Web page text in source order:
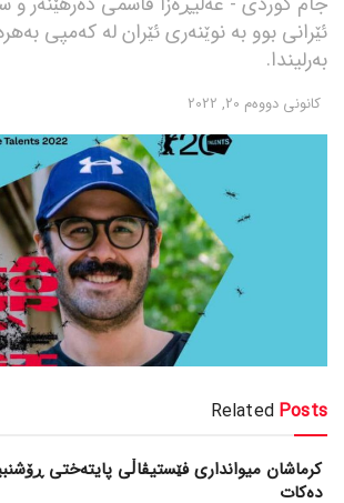
ئێرانی بوو بە نوێنەری ئێران لە کەمپی
بەرلیندا.
كانونی دووه‌م 20, 2022
Related Posts
کرماشان میوانداری فێستیڤاڵی پایتەختی
دەکات